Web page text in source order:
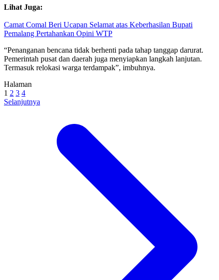
Lihat Juga:
Camat Comal Beri Ucapan Selamat atas Keberhasilan Bupati
Pemalang Pertahankan Opini WTP
“Penanganan bencana tidak berhenti pada tahap tanggap darurat.
Pemerintah pusat dan daerah juga menyiapkan langkah lanjutan.
Termasuk relokasi warga terdampak”, imbuhnya.
Halaman
1 2 3 4
Selanjutnya